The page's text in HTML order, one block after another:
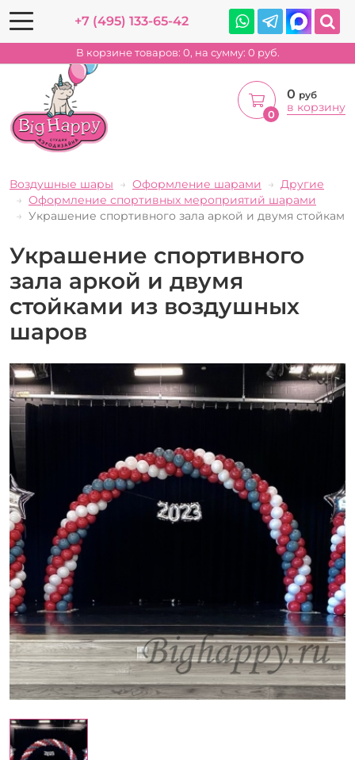
+7 (495) 133-65-42
В корзине товаров: 0, на сумму: 0 руб.
0
0 руб
в корзину
Воздушные шары Оформление шарами
Другие
Оформление спортивных мероприятий шарами
Украшение спортивного зала аркой и двумя
Украшение спортивного
зала аркой и двумя
стойками из воздушных
шаров